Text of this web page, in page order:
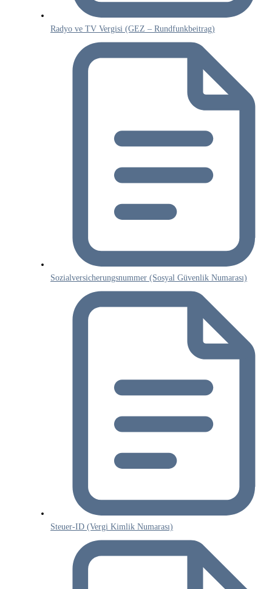
Radyo ve TV Vergisi (GEZ – Rundfunkbeitrag)
Sozialversicherungsnummer (Sosyal Güvenlik Numarası)
Steuer-ID (Vergi Kimlik Numarası)